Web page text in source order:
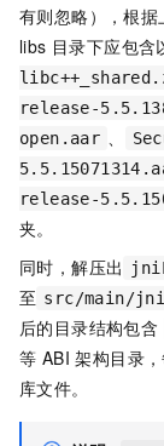
有则忽略），根
libs 目录下应包含
release-
open.aar 、
release-
夹。
同时，解压出
至 src/main/
后的目录结构包含
等 ABI 架构目录
库文件。